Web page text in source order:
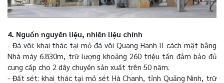
4. Nguồn nguyên liệu, nhiên liệu chính
- Đá vôi: khai thác tại mỏ đá vôi Quang Hanh II cách mặt bằng
Nhà máy 6.830m, trữ lượng khoảng 260 triệu tấn đảm bảo đủ
cung cấp cho 2 dây chuyền sản xuất trên 50 năm.
- Đất sét: khai thác tại mỏ sét Hà Chanh, tỉnh Quảng Ninh, trữ